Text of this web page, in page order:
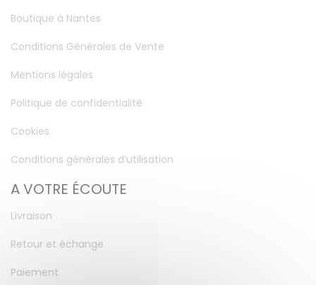
Boutique à Nantes
Conditions Générales de Vente
Mentions légales
Politique de confidentialité
Cookies
Conditions générales d’utilisation
A VOTRE ÉCOUTE
Livraison
Retour et échange
Paiement